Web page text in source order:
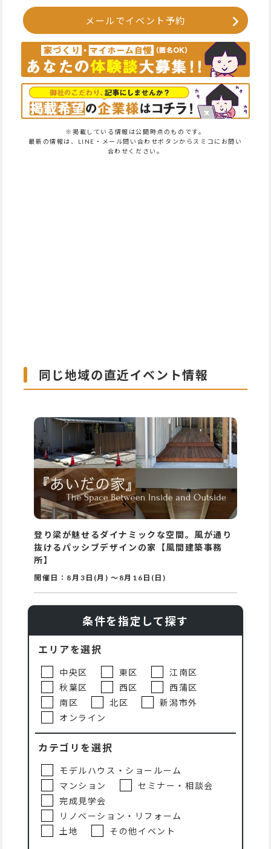
メールでイベント予約
※掲載している情報は公開時点のものです。
最新の情報は、LINE・メール問い合わせボタンからスミコにお問い
合わせください。
同じ地域の直近イベント情報
登り梁が魅せるダイナミックな空間。風が通り
抜けるパッシブデザインの家【風間建築事務
所】
開催日： 8月3日(月) ～ 8月16日(日)
条件を指定して探す
エリアを選択
中央区 東区
江南区
秋葉区
西区
西蒲区
南区
北区
新潟市外
オンライン
カテゴリを選択
モデルハウス・ショールーム
マンション
セミナー・相談会
完成見学会
リノベーション・リフォーム
土地
その他イベント